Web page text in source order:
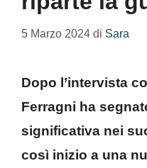
5 Marzo 2024 di Sara
Dopo l’intervista
Ferragni ha
significativa nei
così inizio a una